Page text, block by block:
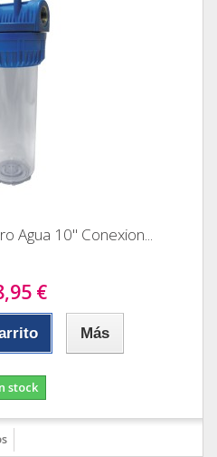
Agua 10" Conexion...
€
Más
stock